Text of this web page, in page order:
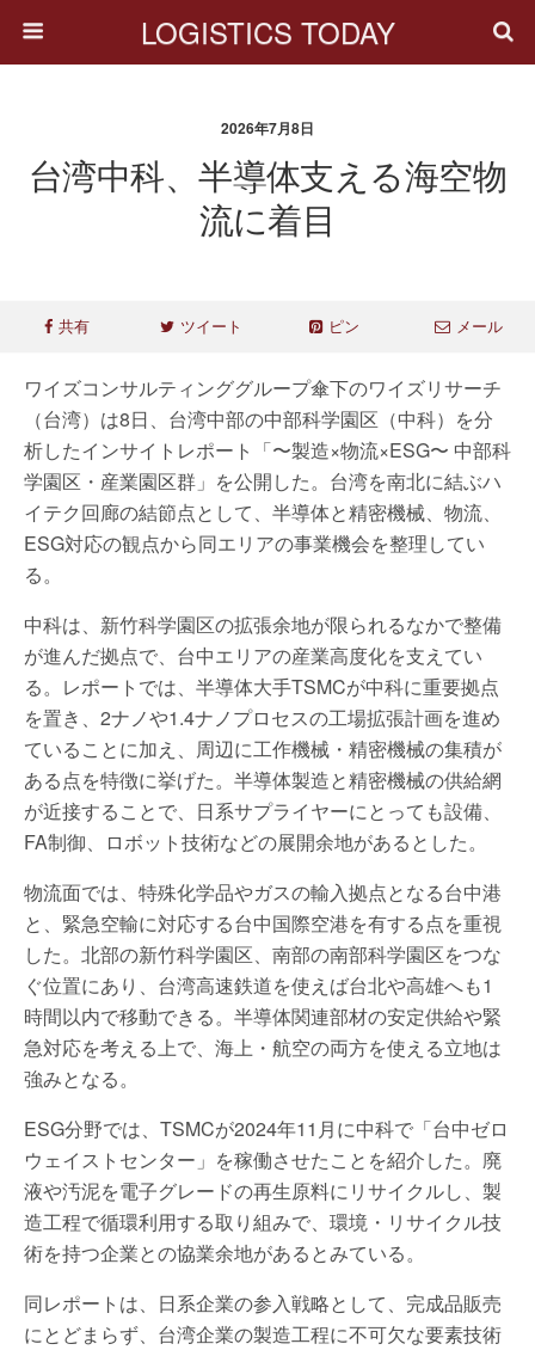
LOGISTICS TODAY
2026年7月8日
台湾中科、半導体支える海空物
流に着目
共有 ツイート ピン メール
ワイズコンサルティンググループ傘下のワイズリサーチ
（台湾）は8日、台湾中部の中部科学園区（中科）を分
析したインサイトレポート「〜製造×物流×ESG〜 中部科
学園区・産業園区群」を公開した。台湾を南北に結ぶハ
イテク回廊の結節点として、半導体と精密機械、物流、
ESG対応の観点から同エリアの事業機会を整理してい
る。
中科は、新竹科学園区の拡張余地が限られるなかで整備
が進んだ拠点で、台中エリアの産業高度化を支えてい
る。レポートでは、半導体大手TSMCが中科に重要拠点
を置き、2ナノや1.4ナノプロセスの工場拡張計画を進め
ていることに加え、周辺に工作機械・精密機械の集積が
ある点を特徴に挙げた。半導体製造と精密機械の供給網
が近接することで、日系サプライヤーにとっても設備、
FA制御、ロボット技術などの展開余地があるとした。
物流面では、特殊化学品やガスの輸入拠点となる台中港
と、緊急空輸に対応する台中国際空港を有する点を重視
した。北部の新竹科学園区、南部の南部科学園区をつな
ぐ位置にあり、台湾高速鉄道を使えば台北や高雄へも1
時間以内で移動できる。半導体関連部材の安定供給や緊
急対応を考える上で、海上・航空の両方を使える立地は
強みとなる。
ESG分野では、TSMCが2024年11月に中科で「台中ゼロ
ウェイストセンター」を稼働させたことを紹介した。廃
液や汚泥を電子グレードの再生原料にリサイクルし、製
造工程で循環利用する取り組みで、環境・リサイクル技
術を持つ企業との協業余地があるとみている。
同レポートは、日系企業の参入戦略として、完成品販売
にとどまらず、台湾企業の製造工程に不可欠な要素技術